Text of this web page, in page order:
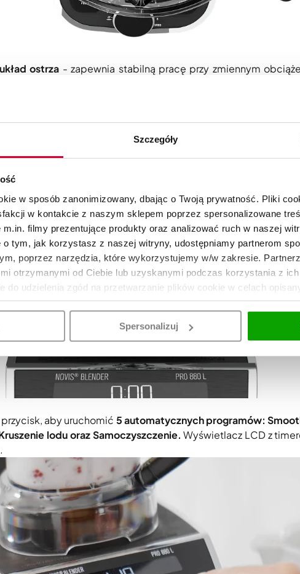
Szczegóły
w sposób zanonimizowany, dbając o Twoją prywatność. Pliki
w kontakcie z naszym sklepem poprzez spersonalizowane
m.in. filmy prezentujące produkty oraz analizować ruch w naszej
tym, jak korzystasz z naszej witryny, udostępniamy partnerom
poprzez narzędzia, które wykorzystujemy w/w zakresie.
otrzymanymi od Ciebie lub uzyskanymi podczas korzystania z ich
do udzielenia zgód na przetwarzanie plików cookie w celach
Spersonalizuj
ostrza - zapewnia stabilną pracę przy zmiennym
aby uruchomić 5 automatycznych programów:
lodu oraz Samoczyszczenie. Wyświetlacz LCD z